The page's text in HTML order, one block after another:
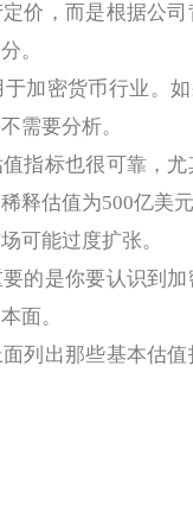
价，而是根据公
。
密货币行业。如
需要分析。
标也很可靠，尤
释估值为500亿美
可能过度扩张。
是你要认识到加
面。
出那些基本估值